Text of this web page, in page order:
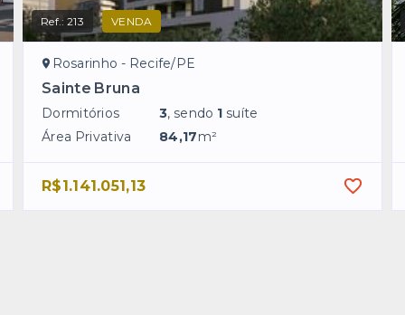
Ref.:213 VENDA
Rosarinho - Recife/PE
Sainte Bruna
Dormitórios 3, sendo 1 suíte
Área Privativa
84,17m²
R$1.141.051,13